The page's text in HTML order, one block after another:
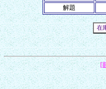
解題
[